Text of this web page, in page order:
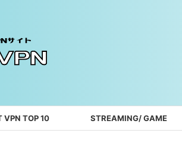
VPN TOP 10 STREAMING/ GAME